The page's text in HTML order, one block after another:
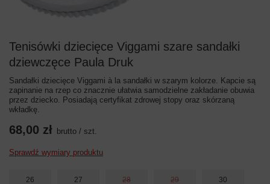
Tenisówki dziecięce Viggami szare sandałki
dziewczęce Paula Druk
Sandałki dziecięce Viggami à la sandałki w szarym kolorze. Kapcie są
zapinanie na rzep co znacznie ułatwia samodzielne zakładanie obuwia
przez dziecko. Posiadają certyfikat zdrowej stopy oraz skórzaną
wkładkę.
68,00 zł brutto / szt.
Sprawdź wymiary produktu
26 27 28 29 30